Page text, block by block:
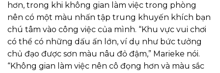
hơn, trong khi không gian làm việc trong phòng
nên có một màu nhấn tập trung khuyến khích bạn
chú tâm vào công việc của mình. “Khu vực vui chơi
có thể có những dấu ấn lớn, ví dụ như bức tưởng
chủ đạo được sơn màu nâu đỏ đậm,” Marieke nói.
“Không gian làm việc nên cô đọng hơn và màu sắc